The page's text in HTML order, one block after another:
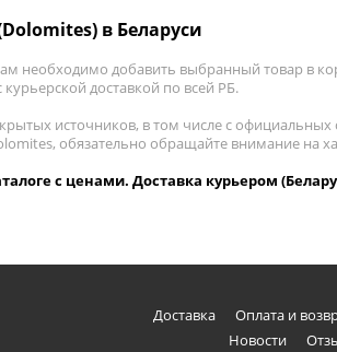
в Беларуси
необходимо добавить выбранный товар в
доставкой по всей РБ.
источников, в том числе с официальных
обязательно обращайте внимание на
с ценами. Доставка курьером
Доставка Оплата и
Новости